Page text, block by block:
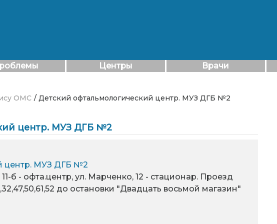
Центры Врачи
ОМС / Детский офтальмологический центр. МУЗ ДГБ №2
центр. МУЗ ДГБ №2
центр. МУЗ ДГБ №2
б - офта.центр, ул. Марченко, 12 - стационар. Проезд
до остановки "Двадцать восьмой магазин"